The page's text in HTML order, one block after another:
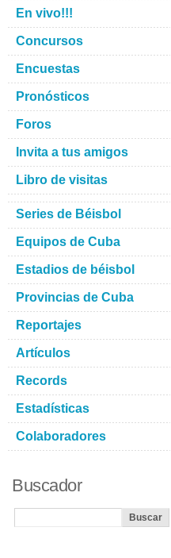
En vivo!!!
Concursos
Encuestas
Pronósticos
Foros
Invita a tus amigos
Libro de visitas
Series de Béisbol
Equipos de Cuba
Estadios de béisbol
Provincias de Cuba
Reportajes
Artículos
Records
Estadísticas
Colaboradores
Buscador